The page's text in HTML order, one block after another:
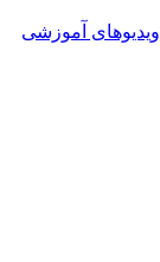
ویدیوهای آموزشی